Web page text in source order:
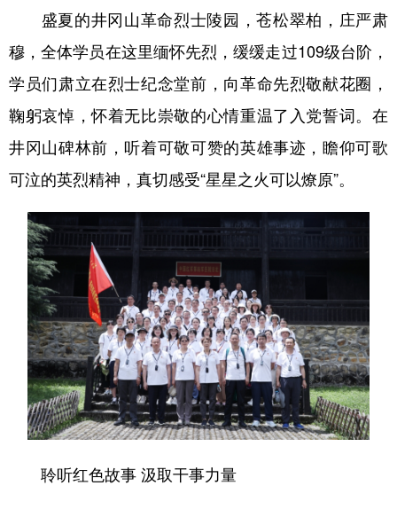
盛夏的井冈山革命烈士陵园，苍松翠柏，庄严肃
穆，全体学员在这里缅怀先烈，缓缓走过109级台阶，
学员们肃立在烈士纪念堂前，向革命先烈敬献花圈，
鞠躬哀悼，怀着无比崇敬的心情重温了入党誓词。在
井冈山碑林前，听着可敬可赞的英雄事迹，瞻仰可歌
可泣的英烈精神，真切感受“星星之火可以燎原”。
聆听红色故事 汲取干事力量